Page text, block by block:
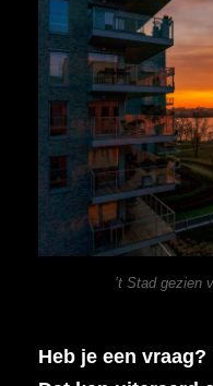
’t Stad gezien
Heb je een